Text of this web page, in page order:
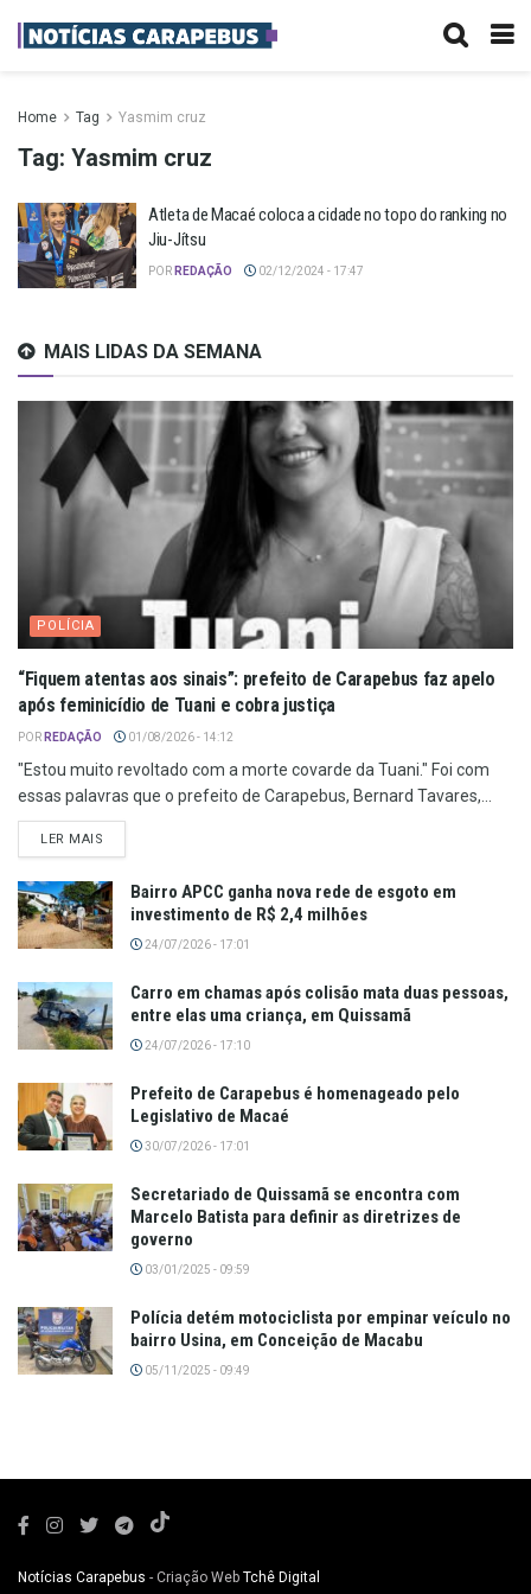
Home Tag Yasmim cruz
Tag: Yasmim cruz
Atleta de Macaé coloca a cidade no topo do ranking no
Jiu-Jítsu
POR REDAÇÃO 02/12/2024 - 17:47
MAIS LIDAS DA SEMANA
POLÍCIA
“Fiquem atentas aos sinais”: prefeito de Carapebus faz apelo
após feminicídio de Tuani e cobra justiça
POR REDAÇÃO 01/08/2026 - 14:12
"Estou muito revoltado com a morte covarde da Tuani." Foi com
essas palavras que o prefeito de Carapebus, Bernard Tavares,...
LER MAIS
Bairro APCC ganha nova rede de esgoto em
investimento de R$ 2,4 milhões
24/07/2026 - 17:01
Carro em chamas após colisão mata duas pessoas,
entre elas uma criança, em Quissamã
24/07/2026 - 17:10
Prefeito de Carapebus é homenageado pelo
Legislativo de Macaé
30/07/2026 - 17:01
Secretariado de Quissamã se encontra com
Marcelo Batista para definir as diretrizes de
governo
03/01/2025 - 09:59
Polícia detém motociclista por empinar veículo no
bairro Usina, em Conceição de Macabu
05/11/2025 - 09:49
Notícias Carapebus - Criação Web Tchê Digital